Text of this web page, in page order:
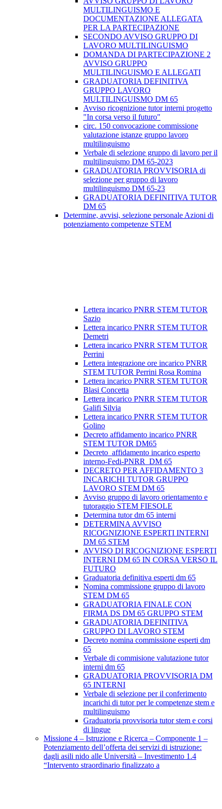
MULTILINGUISMO E
DOCUMENTAZIONE ALLEGATA
PER LA PARTECIPAZIONE
SECONDO AVVISO GRUPPO DI
LAVORO MULTILINGUISMO
DOMANDA DI PARTECIPAZIONE 2
AVVISO GRUPPO
MULTILINGUISMO E ALLEGATI
GRADUATORIA DEFINITIVA
GRUPPO LAVORO
MULTILINGUISMO DM 65
Avviso ricognizione tutor interni progetto
"In corsa verso il futuro"
circ. 150 convocazione commissione
valutazione istanze gruppo lavoro
multilinguismo
Verbale di selezione gruppo di lavoro per il
multilinguismo DM 65-2023
GRADUATORIA PROVVISORIA di
selezione per gruppo di lavoro
multilinguismo DM 65-23
GRADUATORIA DEFINITIVA TUTOR
DM 65
Determine, avvisi, selezione personale Azioni di
potenziamento competenze STEM
Lettera incarico PNRR STEM TUTOR
Sazio
Lettera incarico PNRR STEM TUTOR
Demetri
Lettera incarico PNRR STEM TUTOR
Perrini
Lettera integrazione ore incarico PNRR
STEM TUTOR Perrini Rosa Romina
Lettera incarico PNRR STEM TUTOR
Blasi Concetta
Lettera incarico PNRR STEM TUTOR
Galifi Silvia
Lettera incarico PNRR STEM TUTOR
Golino
Decreto affidamento incarico PNRR
STEM TUTOR DM65
Decreto_affidamento incarico esperto
interno-Fedi-PNRR_DM 65
DECRETO PER AFFIDAMENTO 3
INCARICHI TUTOR GRUPPO
LAVORO STEM DM 65
Avviso gruppo di lavoro orientamento e
tutoraggio STEM FIESOLE
Determina tutor dm 65 interni
DETERMINA AVVISO
RICOGNIZIONE ESPERTI INTERNI
DM 65 STEM
AVVISO DI RICOGNIZIONE ESPERTI
INTERNI DM 65 IN CORSA VERSO IL
FUTURO
Graduatoria definitiva esperti dm 65
Nomina commissione gruppo di lavoro
STEM DM 65
GRADUATORIA FINALE CON
FIRMA DS DM 65 GRUPPO STEM
GRADUATORIA DEFINITIVA
GRUPPO DI LAVORO STEM
Decreto nomina commissione esperti dm
65
Verbale di commisione valutazione tutor
interni dm 65
GRADUATORIA PROVVISORIA DM
65 INTERNI
Verbale di selezione per il conferimento
incarichi di tutor per le competenze stem e
multilinguismo
Graduatoria provvisoria tutor stem e corsi
di lingue
Missione 4 – Istruzione e Ricerca – Componente 1 –
Potenziamento dell’offerta dei servizi di istruzione:
dagli asili nido alle Università – Investimento 1.4
“Intervento straordinario finalizzato a